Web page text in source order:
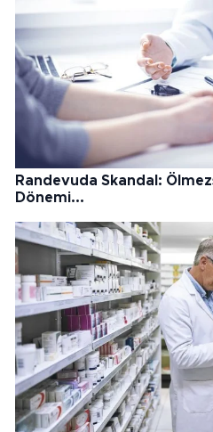
Randevuda Skandal:
Dönemi...